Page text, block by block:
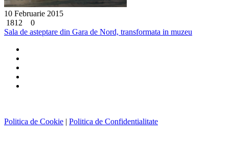
10 Februarie 2015
1812
0
Sala de asteptare din Gara de Nord, transformata in muzeu
Politica de Cookie | Politica de Confidentialitate